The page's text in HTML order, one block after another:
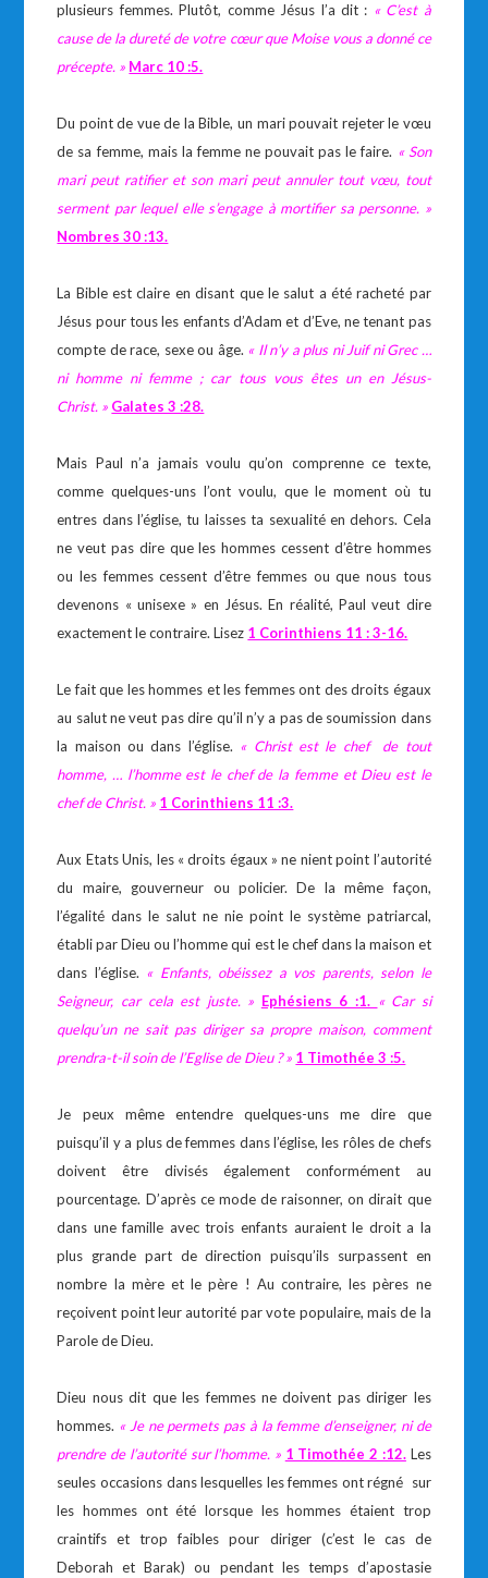
plusieurs femmes. Plutôt, comme Jésus l’a dit : « C’est à
cause de la dureté de votre cœur que Moise vous a donné ce
précepte. » Marc 10 :5.
Du point de vue de la Bible, un mari pouvait rejeter le vœu
de sa femme, mais la femme ne pouvait pas le faire. « Son
mari peut ratifier et son mari peut annuler tout vœu, tout
serment par lequel elle s’engage à mortifier sa personne. »
Nombres 30 :13.
La Bible est claire en disant que le salut a été racheté par
Jésus pour tous les enfants d’Adam et d’Eve, ne tenant pas
compte de race, sexe ou âge. « Il n’y a plus ni Juif ni Grec …
ni homme ni femme ; car tous vous êtes un en Jésus-
Christ. » Galates 3 :28.
Mais Paul n’a jamais voulu qu’on comprenne ce texte,
comme quelques-uns l’ont voulu, que le moment où tu
entres dans l’église, tu laisses ta sexualité en dehors. Cela
ne veut pas dire que les hommes cessent d’être hommes
ou les femmes cessent d’être femmes ou que nous tous
devenons « unisexe » en Jésus. En réalité, Paul veut dire
exactement le contraire. Lisez 1 Corinthiens 11 : 3-16.
Le fait que les hommes et les femmes ont des droits égaux
au salut ne veut pas dire qu’il n’y a pas de soumission dans
la maison ou dans l’église. « Christ est le chef de tout
homme, … l’homme est le chef de la femme et Dieu est le
chef de Christ. » 1 Corinthiens 11 :3.
Aux Etats Unis, les « droits égaux » ne nient point l’autorité
du maire, gouverneur ou policier. De la même façon,
l’égalité dans le salut ne nie point le système patriarcal,
établi par Dieu ou l’homme qui est le chef dans la maison et
dans l’église. « Enfants, obéissez a vos parents, selon le
Seigneur, car cela est juste. » Ephésiens 6 :1. « Car si
quelqu’un ne sait pas diriger sa propre maison, comment
prendra-t-il soin de l’Eglise de Dieu ? » 1 Timothée 3 :5.
Je peux même entendre quelques-uns me dire que
puisqu’il y a plus de femmes dans l’église, les rôles de chefs
doivent être divisés également conformément au
pourcentage. D’après ce mode de raisonner, on dirait que
dans une famille avec trois enfants auraient le droit a la
plus grande part de direction puisqu’ils surpassent en
nombre la mère et le père ! Au contraire, les pères ne
reçoivent point leur autorité par vote populaire, mais de la
Parole de Dieu.
Dieu nous dit que les femmes ne doivent pas diriger les
hommes. « Je ne permets pas à la femme d’enseigner, ni de
prendre de l’autorité sur l’homme. » 1 Timothée 2 :12.Les
seules occasions dans lesquelles les femmes ont régné sur
les hommes ont été lorsque les hommes étaient trop
craintifs et trop faibles pour diriger (c’est le cas de
Deborah et Barak) ou pendant les temps d’apostasie